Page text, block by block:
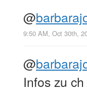
@
9:50 AM, Oct 30th,
@
Infos zu